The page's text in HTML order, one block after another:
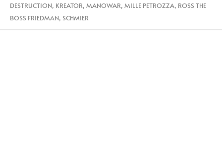
DESTRUCTION, KREATOR, MANOWAR, MILLE PETROZZA, ROSS THE
BOSS FRIEDMAN, SCHMIER